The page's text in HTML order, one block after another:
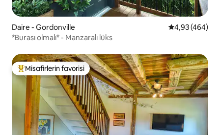
Daire - Gordonville 5 üzerinden
4,93 (464)
*Burası olmalı* - Manzaralı lüks
Misafirlerin favorilerinden en beğenilenler arasında
Misafirlerin favorisi